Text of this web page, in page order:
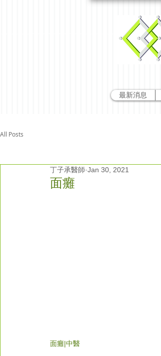
最新消息
All Posts
面癱
丁子承醫師 Jan 30, 2021
面癱|中醫